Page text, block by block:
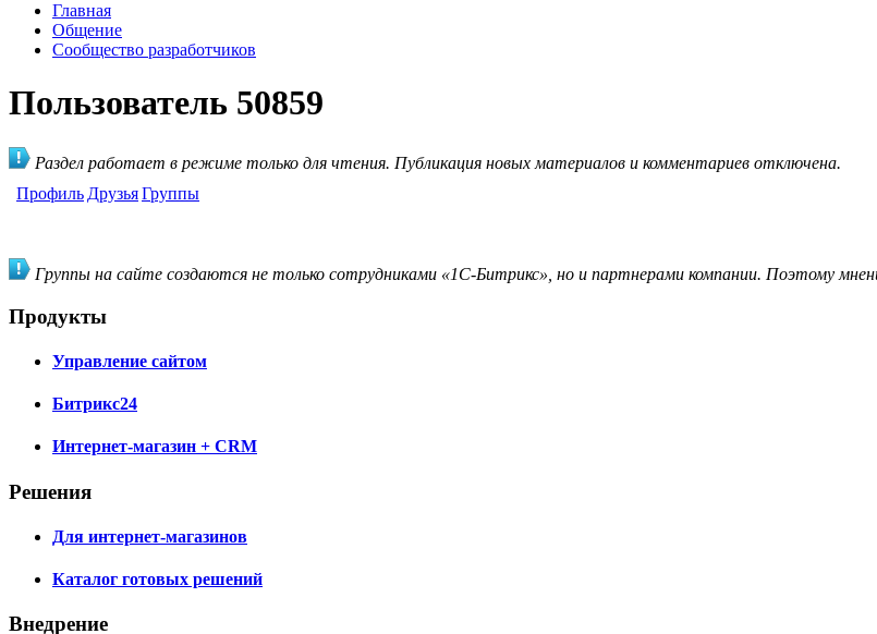
Главная
Общение
Сообщество разработчиков
Пользователь 50859
Раздел работает в режиме только для чтения. Публикация новых материалов и комментариев отключена.
Профиль ДрузьяГруппы
Группы на сайте создаются не только сотрудниками «1С-Битрикс», но и партнерами компании. Поэтому
Продукты
Управление сайтом
Битрикс24
Интернет-магазин + CRM
Решения
Для интернет-магазинов
Каталог готовых решений
Внедрение